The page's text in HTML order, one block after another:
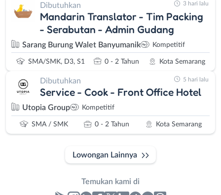
Dibutuhkan
Mandarin Translator - Tim Packing
- Serabutan - Admin Gudang
Sarang Burung Walet Banyumanik Kompetitif
SMA/SMK, D3, S1 0 - 2 Tahun Kota Semarang
3 hari lalu
Dibutuhkan
Service - Cook - Front Office Hotel
Utopia Group Kompetitif
SMA / SMK 0 - 2 Tahun Kota Semarang
5 hari lalu
Lowongan Lainnya
Temukan kami di